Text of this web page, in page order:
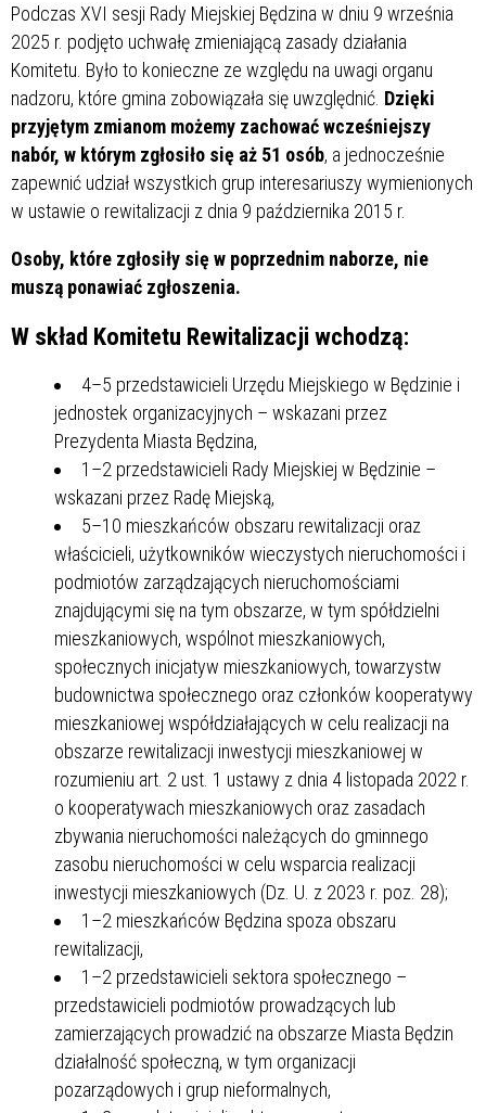
Podczas XVI sesji Rady Miejskiej Będzina w dniu 9 września
2025 r. podjęto uchwałę zmieniającą zasady działania
Komitetu. Było to konieczne ze względu na uwagi organu
nadzoru, które gmina zobowiązała się uwzględnić. Dzięki
przyjętym zmianom możemy zachować wcześniejszy
nabór, w którym zgłosiło się aż 51 osób, a jednocześnie
zapewnić udział wszystkich grup interesariuszy wymienionych
w ustawie o rewitalizacji z dnia 9 października 2015 r.
Osoby, które zgłosiły się w poprzednim naborze, nie
muszą ponawiać zgłoszenia.
W skład Komitetu Rewitalizacji wchodzą:
4–5 przedstawicieli Urzędu Miejskiego w Będzinie i
jednostek organizacyjnych – wskazani przez
Prezydenta Miasta Będzina,
1–2 przedstawicieli Rady Miejskiej w Będzinie –
wskazani przez Radę Miejską,
5–10 mieszkańców obszaru rewitalizacji oraz
właścicieli, użytkowników wieczystych nieruchomości i
podmiotów zarządzających nieruchomościami
znajdującymi się na tym obszarze, w tym spółdzielni
mieszkaniowych, wspólnot mieszkaniowych,
społecznych inicjatyw mieszkaniowych, towarzystw
budownictwa społecznego oraz członków kooperatywy
mieszkaniowej współdziałających w celu realizacji na
obszarze rewitalizacji inwestycji mieszkaniowej w
rozumieniu art. 2 ust. 1 ustawy z dnia 4 listopada 2022 r.
o kooperatywach mieszkaniowych oraz zasadach
zbywania nieruchomości należących do gminnego
zasobu nieruchomości w celu wsparcia realizacji
inwestycji mieszkaniowych (Dz. U. z 2023 r. poz. 28);
1–2 mieszkańców Będzina spoza obszaru
rewitalizacji,
1–2 przedstawicieli sektora społecznego –
przedstawicieli podmiotów prowadzących lub
zamierzających prowadzić na obszarze Miasta Będzin
działalność społeczną, w tym organizacji
pozarządowych i grup nieformalnych,